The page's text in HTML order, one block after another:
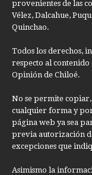
provenientes de las
Vélez, Dalcahue,
Quinchao.
Todos los derechos,
respecto al
Opinión de Chiloé.
No se permite
cualquier forma y
página web ya sea
previa autorización
excepciones que
Asimismo la